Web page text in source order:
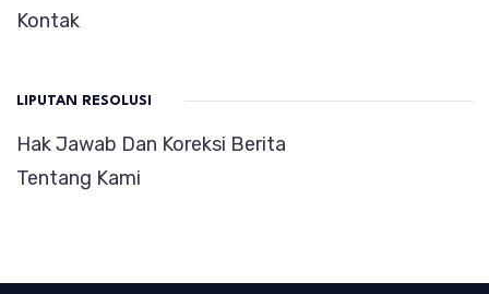
Kontak
LIPUTAN RESOLUSI
Hak Jawab Dan Koreksi Berita
Tentang Kami